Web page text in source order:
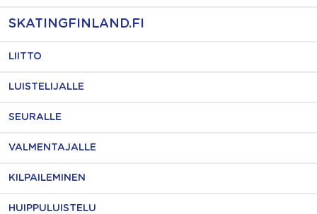
SKATINGFINLAND.FI
LIITTO
LUISTELIJALLE
SEURALLE
VALMENTAJALLE
KILPAILEMINEN
HUIPPULUISTELU